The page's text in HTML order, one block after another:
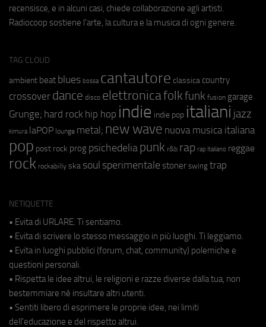
recensisce, e in alcuni casi, chiede collaborazione agli artisti.
Radiocoop sostiene l'arte, la cultura e la musica di ogni genere.
TAG CLOUD
ambient beat blues bossa cantautore classica country
crossover dance disco elettronicafolkfunk fusion garage
Grunge; hard rock hip hop indie indie pop italiani jazz
kimura laPOP lounge metal; new wave nuova musica italiana
pop post rock prog psichedeliapunk r&b rap rap italiano reggae
rock rockabilly ska soul sperimentale stoner swing trap
NETIQUETTE
• Evita di URLARE. Ti sentiamo.
• Evita di scrivere lo stesso messaggio in più luoghi. Ti leggiamo.
• Evita in luoghi pubblici (forum, chat, community) polemiche e
questioni personali.
• Rispetta le idee altrui, le religioni e razze diverse dalla tua, non
bestemmiare né insultare altri utenti.
• Sentiti libero di esprimere le proprie idee, nei limiti
dell'educazione e del rispetto altrui.